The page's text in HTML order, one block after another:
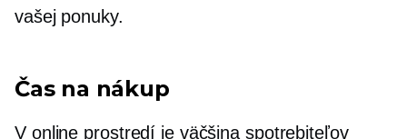
vašej ponuky.
Čas na nákup
V online prostredí je väčšina spotrebiteľov